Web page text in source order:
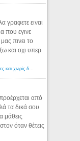
γραφετε ειναι
που εγινε
πινει το
και οχι υπερ
Εφορία: Κατάσχονται όλα ύστερα από 30 μέρες και χωρίς δικαστικές αποφάσεις - Λόγιος Ερμής
από
τα δικά σου
μάθεις
όταν θέτεις